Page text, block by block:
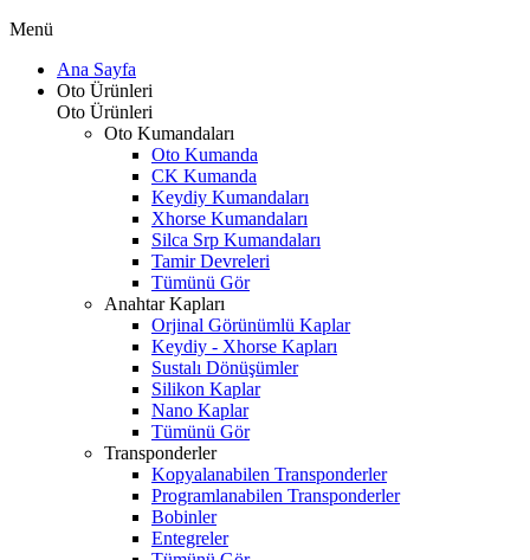
Menü
Ana Sayfa
Oto Ürünleri
Oto Ürünleri
Oto Kumandaları
Oto Kumanda
CK Kumanda
Keydiy Kumandaları
Xhorse Kumandaları
Silca Srp Kumandaları
Tamir Devreleri
Tümünü Gör
Anahtar Kapları
Orjinal Görünümlü Kaplar
Keydiy - Xhorse Kapları
Sustalı Dönüşümler
Silikon Kaplar
Nano Kaplar
Tümünü Gör
Transponderler
Kopyalanabilen Transponderler
Programlanabilen Transponderler
Bobinler
Entegreler